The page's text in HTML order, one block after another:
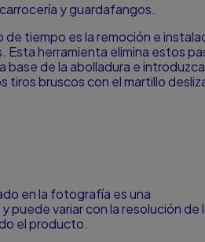
y guardafangos.
de tiempo es la remoción e
Esta herramienta elimina estos
base de la abolladura e
tiros bruscos con el martillo
en la fotografía es una
puede variar con la resolución de
el producto.